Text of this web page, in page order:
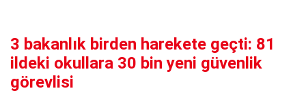
3 bakanlık birden harekete geçti: 81
ildeki okullara 30 bin yeni güvenlik
görevlisi